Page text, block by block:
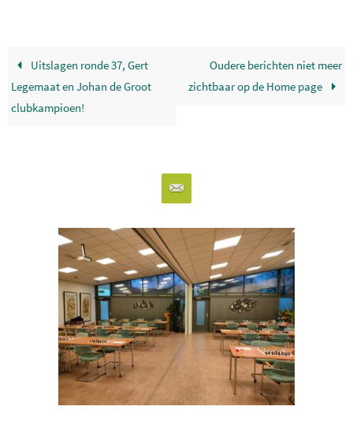
Uitslagen ronde 37, Gert
Legemaat en Johan de Groot
clubkampioen!
Oudere berichten niet meer
zichtbaar op de Home page